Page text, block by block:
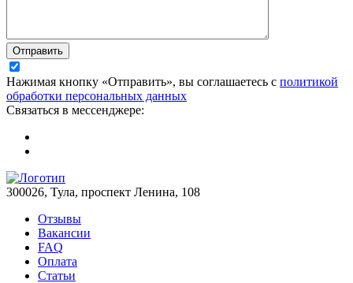
Отправить
Нажимая кнопку «Отправить», вы соглашаетесь с политикой
обработки персональных данных
Связаться в мессенджере:
300026, Тула, проспект Ленина, 108
Отзывы
Вакансии
FAQ
Оплата
Статьи